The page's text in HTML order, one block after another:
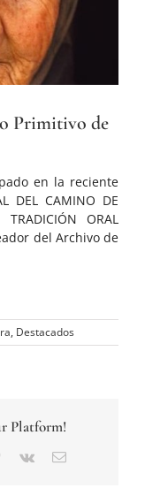
Primitivo de
en la reciente
DEL CAMINO DE
TRADICIÓN ORAL
del Archivo de
, Destacados
Platform!
Pinterest
Vk
Correo